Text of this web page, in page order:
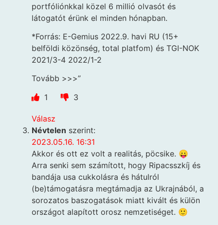
portfóliónkkal közel 6 millió olvasót és
látogatót érünk el minden hónapban.
*Forrás: E-Gemius 2022.9. havi RU (15+
belföldi közönség, total platfom) és TGI-NOK
2021/3-4 2022/1-2
Tovább >>>”
1
3
Válasz
Névtelen szerint:
2023.05.16. 16:31
Akkor és ott ez volt a realitás, pöcsike. 😛
Arra senki sem számított, hogy Ripacsszkíj és
bandája usa cukkolásra és hátulról
(be)támogatásra megtámadja az Ukrajnából, a
sorozatos baszogatások miatt kivált és külön
országot alapított orosz nemzetiséget. 🙂